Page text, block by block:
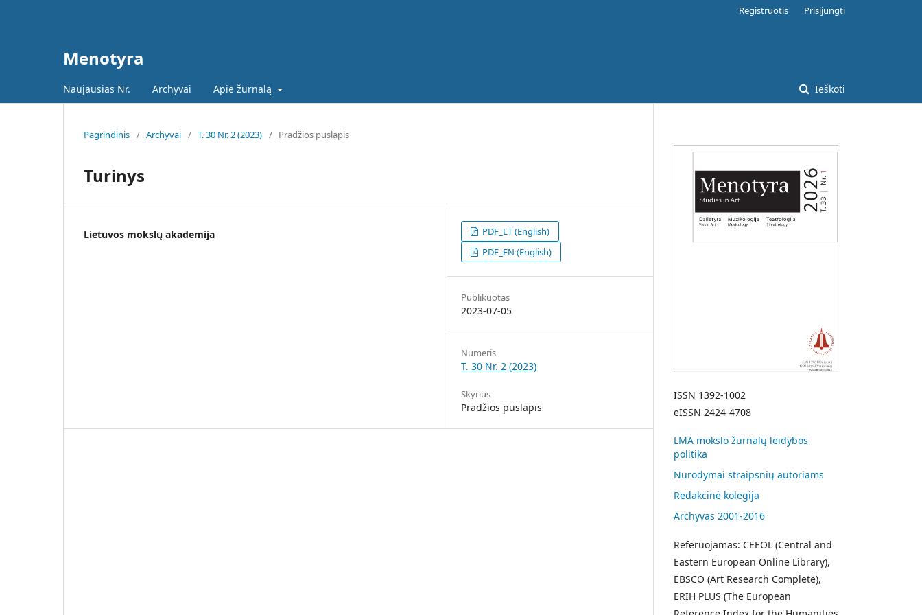
Menotyra
Naujausias Nr. Archyvai Apie žurnalą Ieškoti
Registruotis Prisijungti
Pagrindinis / Archyvai / T. 30 Nr. 2 (2023) / Pradžios puslapis
Turinys
Lietuvos mokslų akademija
PDF_LT (English)
PDF_EN (English)
Publikuotas
2023-07-05
Numeris
T. 30 Nr. 2 (2023)
Skyrius
Pradžios puslapis
ISSN 1392-1002
eISSN 2424-4708
LMA mokslo žurnalų leidybos
politika
Nurodymai straipsnių autoriams
Redakcinė kolegija
Archyvas 2001-2016
Referuojamas: CEEOL (Central and
Eastern European Online Library),
EBSCO (Art Research Complete),
ERIH PLUS (The European